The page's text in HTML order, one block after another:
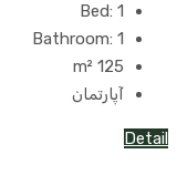
Bed: 1
Bathroom: 1
125
m²
آپارتمان
Detail